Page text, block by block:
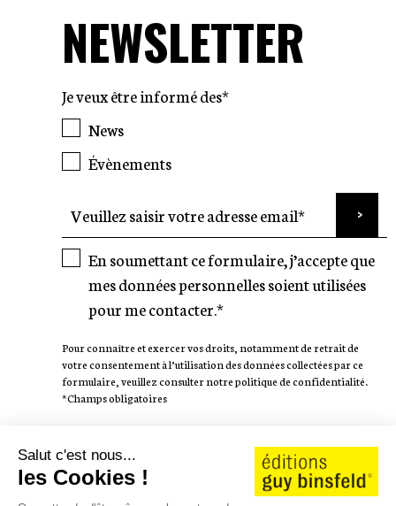
NEWSLETTER
Je veux être informé des*
News
Évènements
En soumettant ce formulaire, j’accepte que
mes données personnelles soient utilisées
pour me contacter.*
Pour connaître et exercer vos droits, notamment de retrait de
votre consentement à l’utilisation des données collectées par ce
formulaire, veuillez consulter notre politique de confidentialité.
*Champs obligatoires
SUIVEZ-NOUS
Salut c'est nous...
les Cookies !